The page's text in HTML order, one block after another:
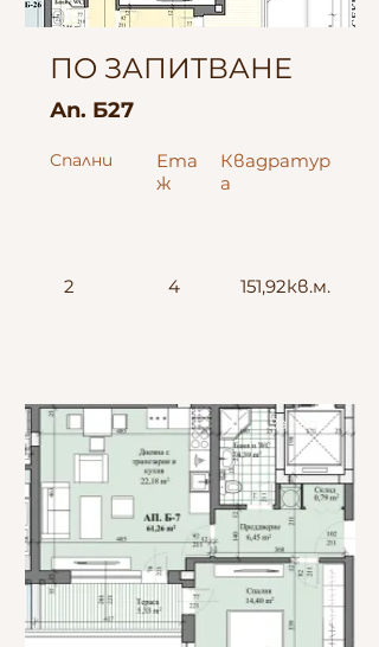
ПО ЗАПИТВАНЕ
Ап. Б27
Спални
Ета
ж
Квадратур
а
2 4 151,92кв.м.
Запад